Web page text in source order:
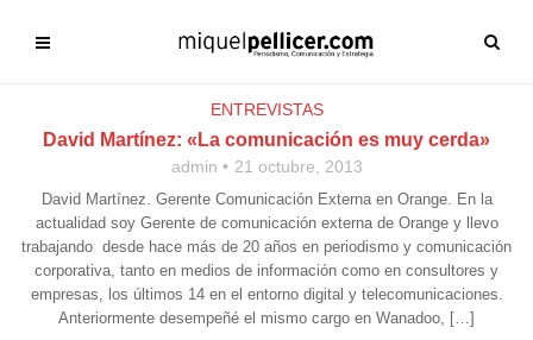
ENTREVISTAS
David Martínez: «La comunicación es muy cerda»
admin 21 octubre, 2013
David Martínez. Gerente Comunicación Externa en Orange. En la
actualidad soy Gerente de comunicación externa de Orange y llevo
trabajando desde hace más de 20 años en periodismo y comunicación
corporativa, tanto en medios de información como en consultores y
empresas, los últimos 14 en el entorno digital y telecomunicaciones.
Anteriormente desempeñé el mismo cargo en Wanadoo, […]